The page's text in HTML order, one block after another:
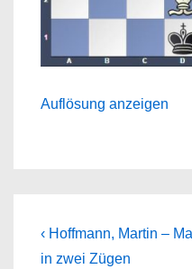
Auflösung anzeigen
Previous
Post
‹ Hoffmann, Martin –
in zwei Zügen